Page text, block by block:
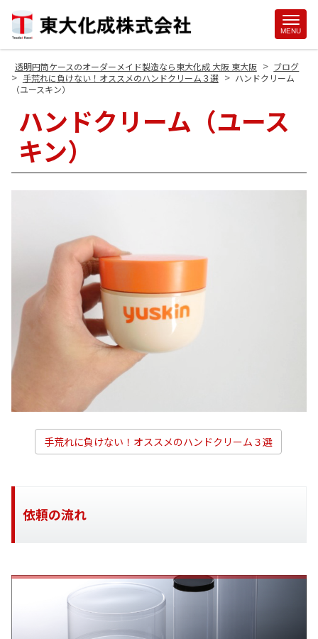
MENU
透明円筒ケースのオーダーメイド製造なら東大化成 大阪 東大阪 > ブログ
> 手荒れに負けない！オススメのハンドクリーム３選 > ハンドクリーム
（ユースキン）
ハンドクリーム（ユース
キン）
手荒れに負けない！オススメのハンドクリーム３選
依頼の流れ
Site
Footer